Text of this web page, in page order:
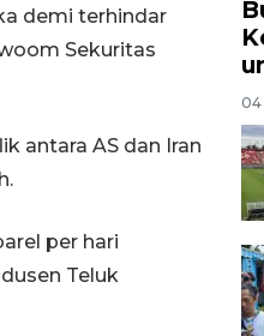
demi terhindar
Sekuritas
antara AS dan Iran
per hari
Teluk
04